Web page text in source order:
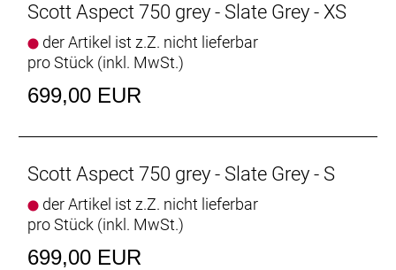
Scott Aspect 750 grey - Slate Grey - XS
der Artikel ist z.Z. nicht lieferbar
pro Stück (inkl. MwSt.)
699,00 EUR
Scott Aspect 750 grey - Slate Grey - S
der Artikel ist z.Z. nicht lieferbar
pro Stück (inkl. MwSt.)
699,00 EUR